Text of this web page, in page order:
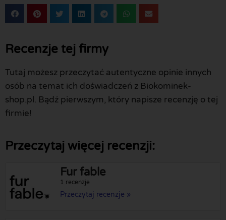
Recenzje tej firmy
Tutaj możesz przeczytać autentyczne opinie innych
osób na temat ich doświadczeń z Biokominek-
shop.pl. Bądź pierwszym, który napisze recenzję o tej
firmie!
Przeczytaj więcej recenzji:
Fur fable
1 recenzje
Przeczytaj recenzje »